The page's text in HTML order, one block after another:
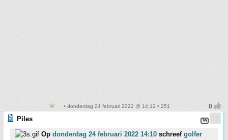
• donderdag 24 februari 2022 @ 14:12 • 251
Piles
Op donderdag 24 februari 2022 14:10 schreef golfer